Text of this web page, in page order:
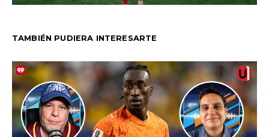
TAMBIÉN PUDIERA INTERESARTE